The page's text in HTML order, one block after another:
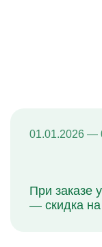
01.01.2026 —
При заказе
— скидка